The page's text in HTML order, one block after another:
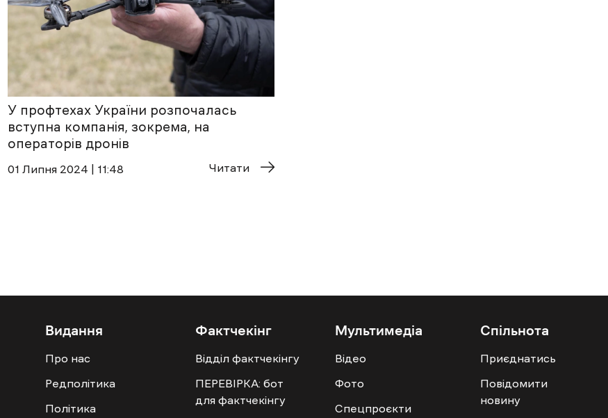
У профтехах України розпочалась
вступна компанія, зокрема, на
операторів дронів
01 Липня 2024 | 11:48 Читати
Видання
Про нас
Редполітика
Політика
Фактчекінг
Відділ фактчекінгу
ПЕРЕВІРКА: бот
для фактчекінгу
Мультимедіа
Відео
Фото
Спецпроєкти
Спільнота
Приєднатись
Повідомити
новину